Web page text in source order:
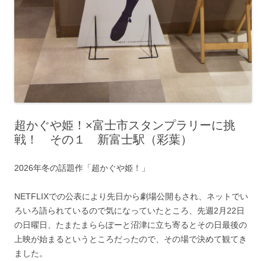
超かぐや姫！×富士市スタンプラリーに挑
戦！ その１ 新富士駅（彩葉）
2026年冬の話題作「超かぐや姫！」
NETFLIXでの公表により先日から劇場公開もされ、ネットでい
ろいろ語られているので気になっていたところ、先週2月22日
の日曜日、たまたまららぽーと沼津に立ち寄るとその日最後の
上映が始まるというところだったので、その場で決めて観てき
ました。